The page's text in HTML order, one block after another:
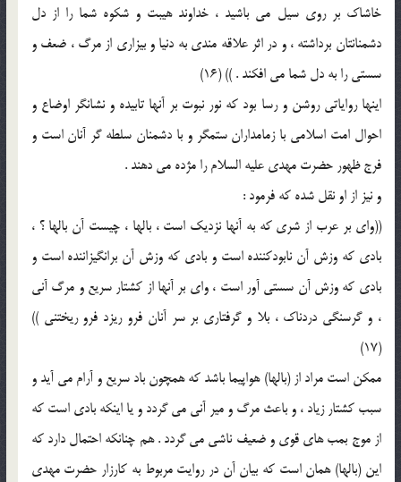
خاشاک بر روی سیل می باشید ، خداوند هیبت و شکوه شما را از دل
دشمنانتان برداشته ، و در اثر علاقه مندی به دنیا و بیزاری از مرگ ، ضعف و
سستی را به دل شما می افکند . )) (16)
اینها روایاتی روشن و رسا بود که نور نبوت بر آنها تابیده و نشانگر اوضاع و
احوال امت اسلامی با زمامداران ستمگر و با دشمنان سلطه گر آنان است و
فرج ظهور حضرت مهدی علیه السلام را مژده می دهند .
و نیز از او نقل شده که فرمود :
((وای بر عرب از شری که به آنها نزدیک است ، بالها ، چیست آن بالها ؟ ،
بادی که وزش آن نابودکننده است و بادی که وزش آن برانگیزاننده است و
بادی که وزش آن سستی آور است ، وای بر آنها از کشتار سریع و مرگ آنی
، و گرسنگی دردناک ، بلا و گرفتاری بر سر آنان فرو ریزد فرو ریختنی ))
(17)
ممکن است مراد از (بالها) هواپیما باشد که همچون باد سریع و آرام می آید و
سبب کشتار زیاد ، و باعث مرگ و میر آنی می گردد و یا اینکه بادی است که
از موج بمب های قوی و ضعیف ناشی می گردد . هم چنانکه احتمال دارد که
این (بالها) همان است که بیان آن در روایت مربوط به کارزار حضرت مهدی